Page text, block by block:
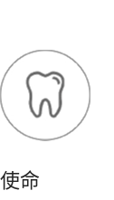
使命